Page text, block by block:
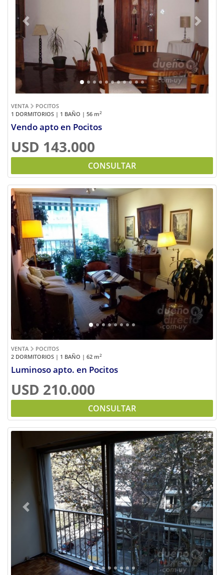
Previous Next
VENTA
POCITOS
1 DORMITORIOS | 1 BAÑO | 56 m2
Vendo apto en Pocitos
USD 143.000
CONSULTAR
Previous Next
VENTA
POCITOS
2 DORMITORIOS | 1 BAÑO | 62 m2
Luminoso apto. en Pocitos
USD 210.000
CONSULTAR
Previous Next